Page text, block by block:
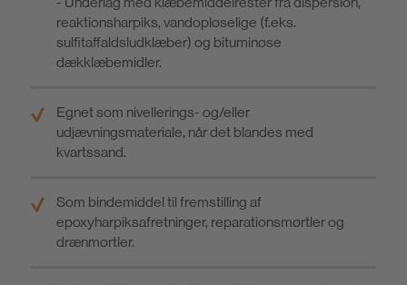
reaktionsharpiks, vandopløselige (f.eks.
sulfitaffaldsludklæber) og bituminøse
dækklæbemidler.
Egnet som nivellerings- og/eller
udjævningsmateriale, når det blandes med
kvartssand.
Som bindemiddel til fremstilling af
epoxyharpiksafretninger, reparationsmørtler og
drænmørtler.